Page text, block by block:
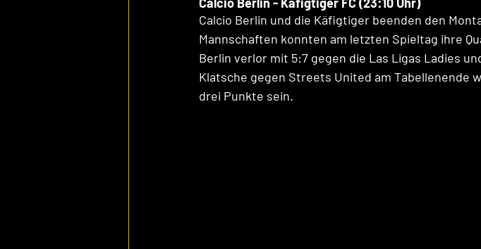
Calcio Berlin und die Käfigtiger beenden den
Mannschaften konnten am letzten Spieltag ihre
Berlin verlor mit 5:7 gegen die Las Ligas Ladies
Klatsche gegen Streets United am Tabellenende
drei Punkte sein.